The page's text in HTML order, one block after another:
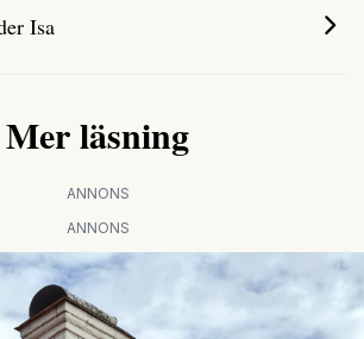
Isa
Mer läsning
ANNONS
ANNONS